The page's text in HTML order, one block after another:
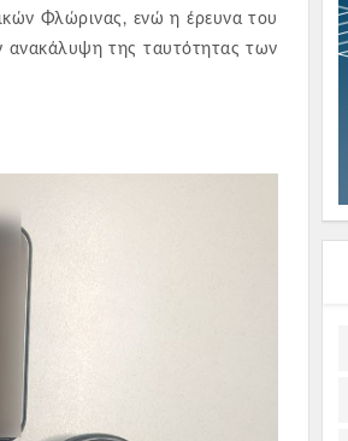
Φλώρινας, ενώ η έρευνα του
ανακάλυψη της ταυτότητας των